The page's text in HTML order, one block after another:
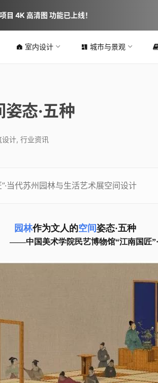
室内设计 城市与景观
态·五种
设计, 行业资讯
当代苏州园林与生活艺术展空间设计
园林作为文人的空间姿态·五种
——中国美术学院民艺博物馆“江南国匠
目 4K 高清图 功能已上线！